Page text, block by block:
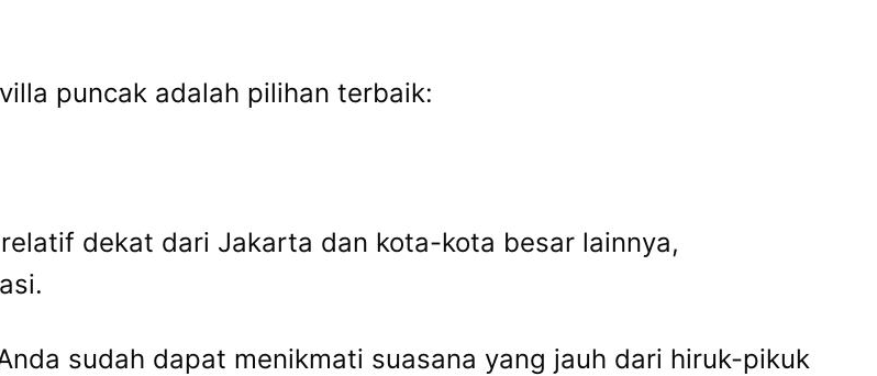
puncak adalah pilihan terbaik:
dekat dari Jakarta dan kota-kota besar lainnya,
sudah dapat menikmati suasana yang jauh dari hiruk-pikuk